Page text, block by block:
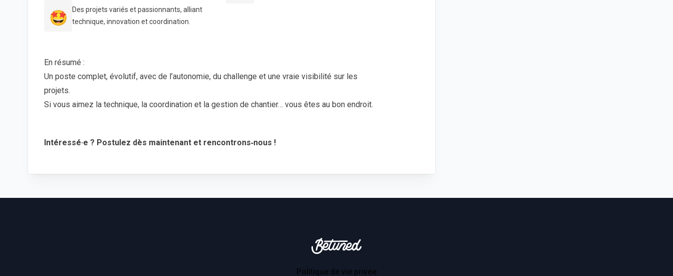
🤩
Des projets variés et passionnants, alliant
technique, innovation et coordination.
En résumé :
Un poste complet, évolutif, avec de l’autonomie, du challenge et une vraie visibilité sur les
projets.
Si vous aimez la technique, la coordination et la gestion de chantier… vous êtes au bon endroit.
Intéressé·e ? Postulez dès maintenant et rencontrons‑nous !
Betuned
Politique de vie privée